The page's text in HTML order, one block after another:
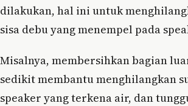
dilakukan, hal ini untuk
sisa debu yang menempel pada
Misalnya, membersihkan bagian
sedikit membantu menghilangkan
speaker yang terkena air, dan